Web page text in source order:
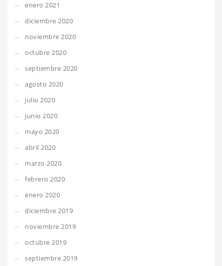
enero 2021
diciembre 2020
noviembre 2020
octubre 2020
septiembre 2020
agosto 2020
julio 2020
junio 2020
mayo 2020
abril 2020
marzo 2020
febrero 2020
enero 2020
diciembre 2019
noviembre 2019
octubre 2019
septiembre 2019